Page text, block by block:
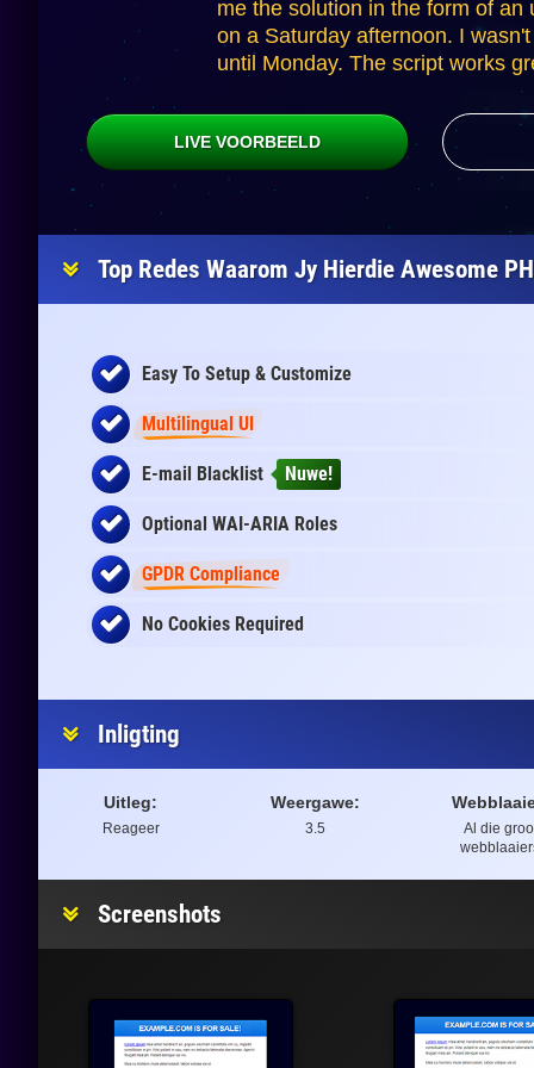
me the solution in the form of an
on a Saturday afternoon. I
until Monday. The script works
LIVE VOORBEELD
Top Redes Waarom Jy Hierdie Awesome
Easy To Setup & Customize
Multilingual UI
E-mail Blacklist Nuwe!
Optional WAI-ARIA Roles
GPDR Compliance
No Cookies Required
Inligting
Uitleg:
Reageer
Weergawe:
3.5
Al die
Screenshots